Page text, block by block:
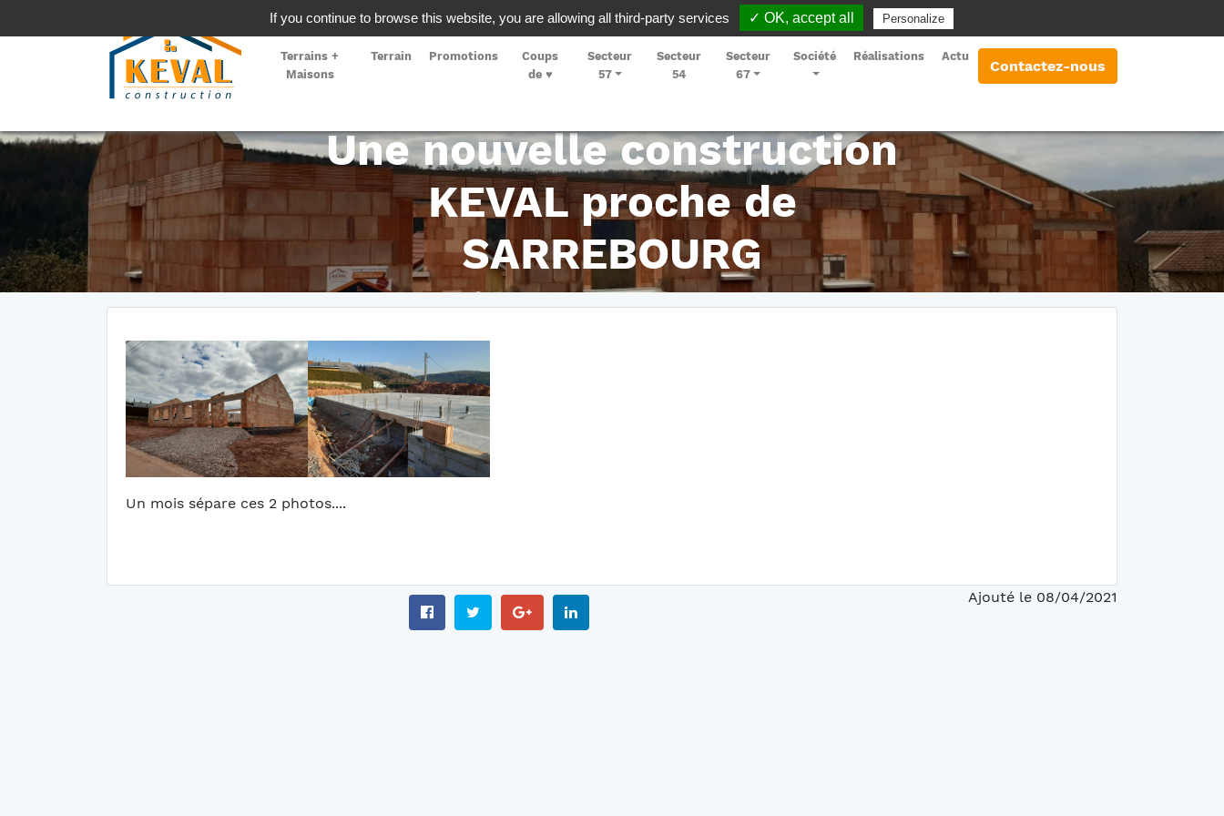
Appelez-nous au 03 88 03 58 26
Terrains +
Maisons
Terrain Promotions
Coups
de ♥
Secteur
57
Secteur
54
Secteur
67
Société Réalisations Actu
Contactez-nous
Une nouvelle construction
KEVAL proche de
SARREBOURG
Un mois sépare ces 2 photos....
Ajouté le 08/04/2021
If you continue to browse this website, you are allowing all third-party services ✓ OK, accept all Personalize